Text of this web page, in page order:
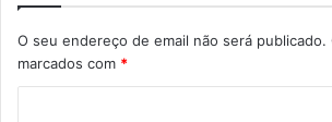
O seu endereço de email não será publicado.
marcados com *